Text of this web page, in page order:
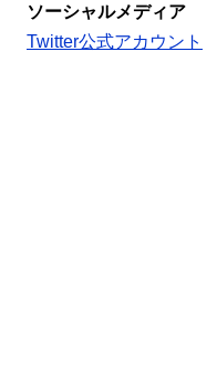
ソーシャルメディア
Twitter公式アカウント